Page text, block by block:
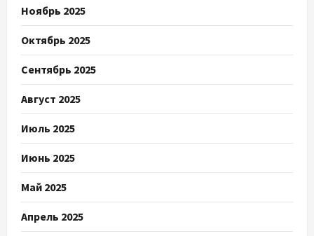
Ноябрь 2025
Октябрь 2025
Сентябрь 2025
Август 2025
Июль 2025
Июнь 2025
Май 2025
Апрель 2025